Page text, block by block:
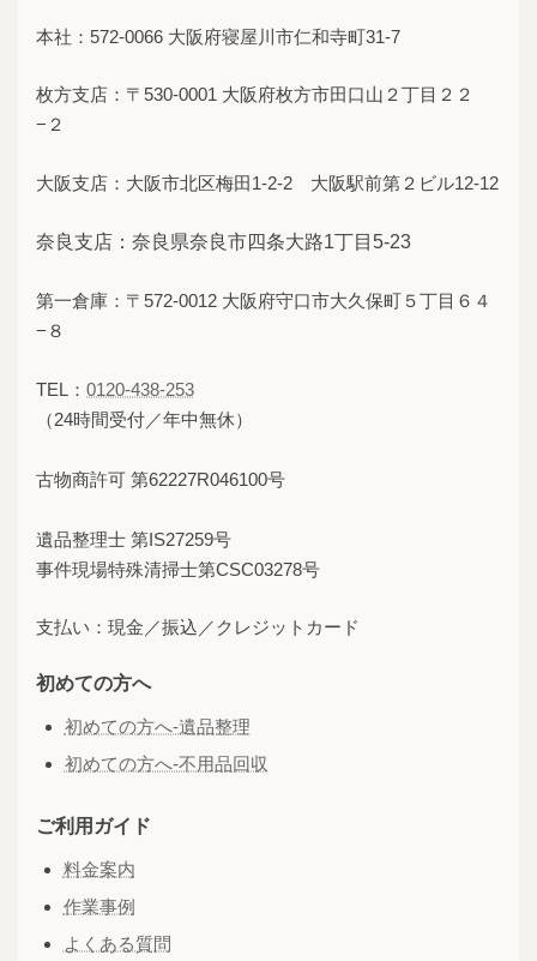
本社：572-0066 大阪府寝屋川市仁和寺町31-7
枚方支店：〒530-0001 大阪府枚方市田口山２丁目２２
−２
大阪支店：大阪市北区梅田1-2-2 大阪駅前第２ビル12-12
奈良支店：奈良県奈良市四条大路1丁目5-23
第一倉庫：〒572-0012 大阪府守口市大久保町５丁目６４
−８
TEL： 0120-438-253
（24時間受付／年中無休）
古物商許可 第62227R046100号
遺品整理士 第IS27259号
事件現場特殊清掃士第CSC03278号
支払い：現金／振込／クレジットカード
初めての方へ
初めての方へ-遺品整理
初めての方へ-不用品回収
ご利用ガイド
料金案内
作業事例
よくある質問